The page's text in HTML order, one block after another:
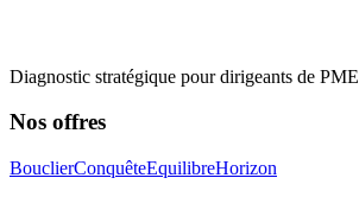
Diagnostic stratégique pour dirigeants de PME
Nos offres
BouclierConquêteEquilibreHorizon